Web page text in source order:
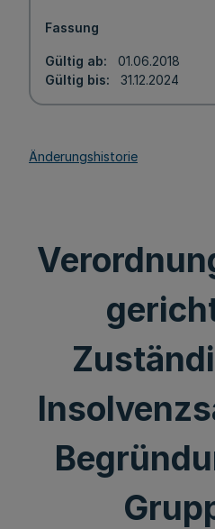
Fassung
Gültig ab
01.06.2018
Gültig bis
31.12.2024
Änderungshistorie